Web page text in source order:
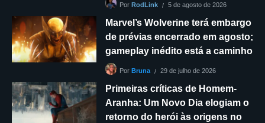
Por RodLink 5 de agosto de 2026
Marvel’s Wolverine terá embargo
de prévias encerrado em agosto;
gameplay inédito está a caminho
Por Bruna 29 de julho de 2026
Primeiras críticas de Homem-
Aranha: Um Novo Dia elogiam o
retorno do herói às origens no